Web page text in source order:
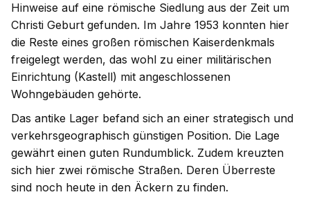
Hinweise auf eine römische Siedlung aus der Zeit um
Christi Geburt gefunden. Im Jahre 1953 konnten hier
die Reste eines großen römischen Kaiserdenkmals
freigelegt werden, das wohl zu einer militärischen
Einrichtung (Kastell) mit angeschlossenen
Wohngebäuden gehörte.
Das antike Lager befand sich an einer strategisch und
verkehrsgeographisch günstigen Position. Die Lage
gewährt einen guten Rundumblick. Zudem kreuzten
sich hier zwei römische Straßen. Deren Überreste
sind noch heute in den Äckern zu finden.